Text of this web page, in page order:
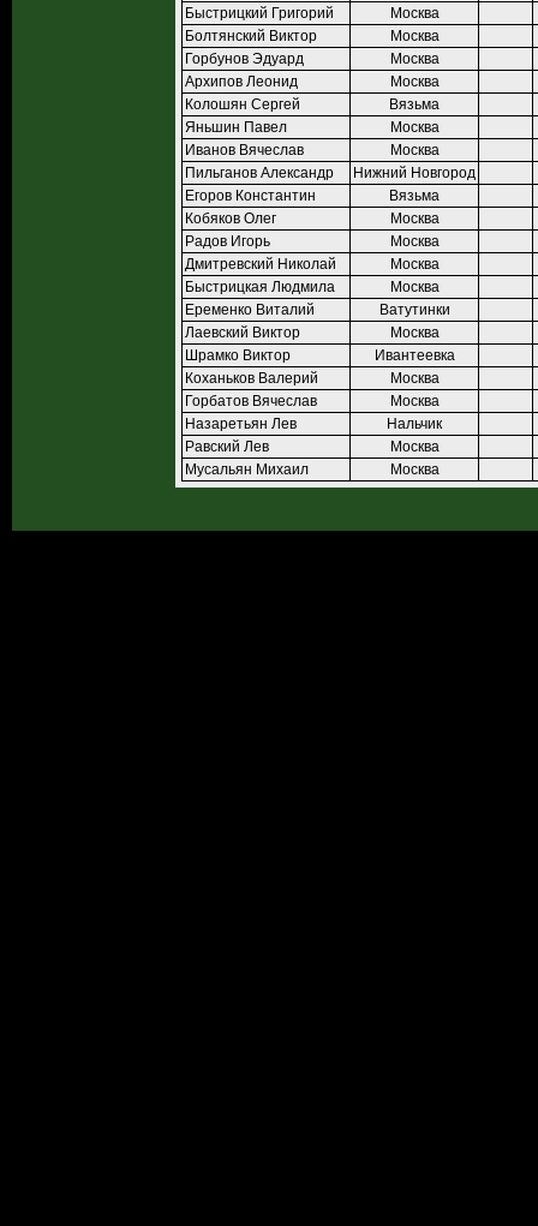
Быстрицкий Григорий
Москва
Болтянский Виктор
Москва
Горбунов Эдуард
Москва
Архипов Леонид
Москва
Колошян Сергей
Вязьма
Яньшин Павел
Москва
Иванов Вячеслав
Москва
Пильганов Александр
Нижний Новгород
Егоров Константин
Вязьма
Кобяков Олег
Москва
Радов Игорь
Москва
Дмитревский Николай
Москва
Быстрицкая Людмила
Москва
Еременко Виталий
Ватутинки
Лаевский Виктор
Москва
Шрамко Виктор
Ивантеевка
Коханьков Валерий
Москва
Горбатов Вячеслав
Москва
Назаретьян Лев
Нальчик
Равский Лев
Москва
Мусальян Михаил
Москва